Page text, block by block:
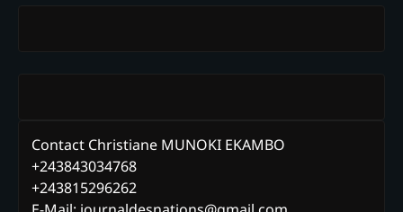
Contact Christiane MUNOKI EKAMBO
+243843034768
+243815296262